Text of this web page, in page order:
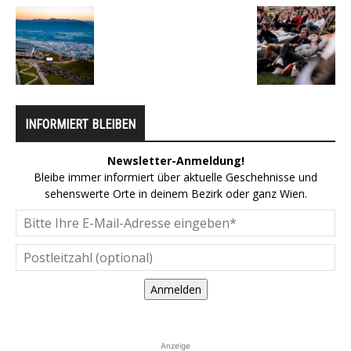
INFORMIERT BLEIBEN
Newsletter-Anmeldung!
Bleibe immer informiert über aktuelle Geschehnisse und
sehenswerte Orte in deinem Bezirk oder ganz Wien.
Anmelden
Anzeige